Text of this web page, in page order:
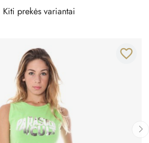
Kiti prekės variantai
favorite_border